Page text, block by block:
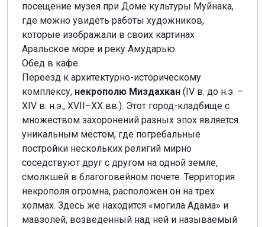
посещение музея при Доме культуры Муйнака,
где можно увидеть работы художников,
которые изображали в своих картинах
Аральское море и реку Амударью.
Обед в кафе.
Переезд к архитектурно-историческому
комплексу, некрополю Миздахкан (IV в. до н.э. –
XIV в. н.э., XVII–XX вв.). Этот город-кладбище с
множеством захоронений разных эпох является
уникальным местом, где погребальные
постройки нескольких религий мирно
соседствуют друг с другом на одной земле,
смолкшей в благоговейном почете. Территория
некрополя огромна, расположен он на трех
холмах. Здесь же находится «могила Адама» и
мавзолей, возведенный над ней и называемый